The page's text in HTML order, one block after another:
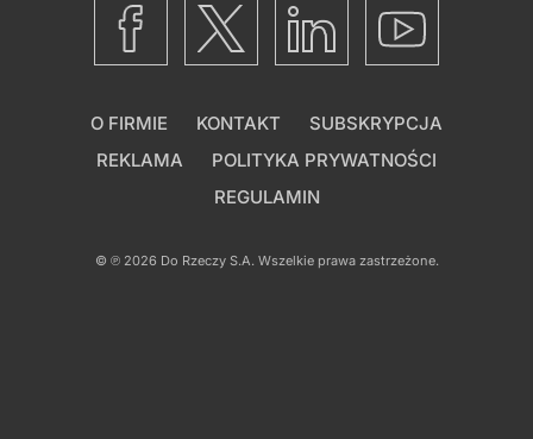
O FIRMIE KONTAKT
SUBSKRYPCJA
REKLAMA
POLITYKA PRYWATNOŚCI
REGULAMIN
© ℗ 2026 Do Rzeczy S.A.Wszelkie prawa zastrzeżone.